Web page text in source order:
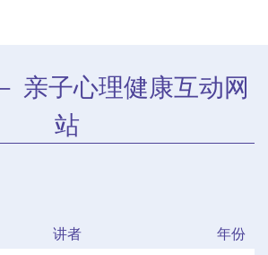
亲子心理健康互动网
站
讲者
年份